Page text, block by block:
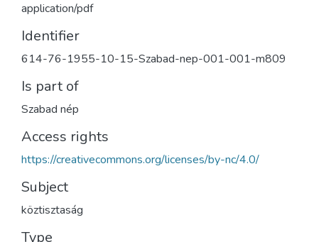
application/pdf
Identifier
614-76-1955-10-15-Szabad-nep-001-001-m809
Is part of
Szabad nép
Access rights
https://creativecommons.org/licenses/by-nc/4.0/
Subject
köztisztaság
Type